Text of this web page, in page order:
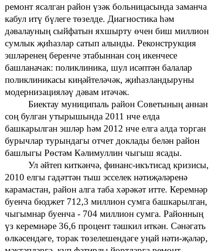
ремонт ясалган район үзәк больницасында заманча
кабул итү бүлеге төзелде. Диагностика һәм
дәвалауның сыйфатын яхшырту өчен биш миллион
сумлык җиһазлар сатып алынды. Реконструкция
эшләренең беренче этабыннан соң икенчесе
башланачак: поликлиника, шул исәптән балалар
поликлиникасы киңәйтеләчәк, җиһазландыруны
модернизацияләү дәвам итәчәк.
Биектау муниципаль район Советының аннан
соң булган утырышында 2011 нче елда
башкарылган эшләр һәм 2012 нче елга алда торган
бурычлар турындагы отчет доклады белән район
башлыгы Рөстәм Кәлимуллин чыгыш ясады.
Ул әйтеп киткәнчә, финанс-икътисад кризисы,
2010 елгы гадәттән тыш эсселек нәтиҗәләренә
карамастан, район алга таба хәрәкәт итте. Керемнәр
буенча бюджет 712,3 миллион сумга башкарылган,
чыгымнар буенча - 704 миллион сумга. Районның
үз керемнәре 36,6 процент тәшкил иткән. Сәнәгать
өлкәсендәге, торак төзелешендәге уңай нәти-җәләр,